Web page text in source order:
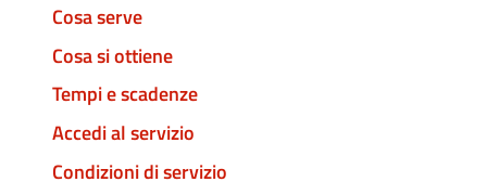
Cosa serve
Cosa si ottiene
Tempi e scadenze
Accedi al servizio
Condizioni di servizio